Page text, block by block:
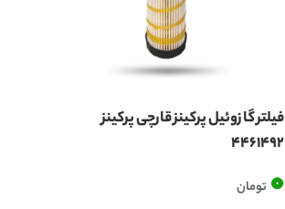
فیلتر گازوئیل پرکینز قارچی پرکینز
4461492
0 تومان